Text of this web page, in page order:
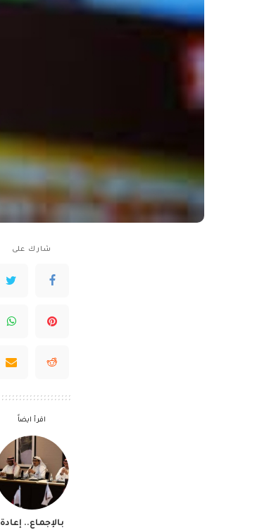
شارك على
اقرأ ايضاً
بالإجماع.. إعادة